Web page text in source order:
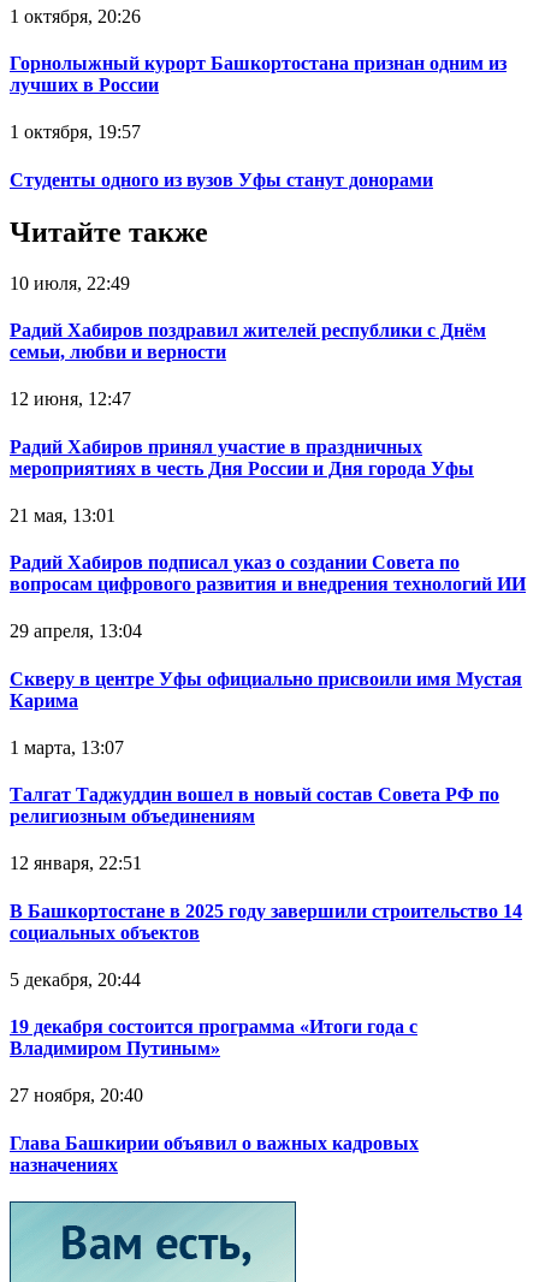
1 октября, 20:26
Горнолыжный курорт Башкортостана признан одним из
лучших в России
1 октября, 19:57
Студенты одного из вузов Уфы станут донорами
Читайте также
10 июля, 22:49
Радий Хабиров поздравил жителей республики с Днём
семьи, любви и верности
12 июня, 12:47
Радий Хабиров принял участие в праздничных
мероприятиях в честь Дня России и Дня города Уфы
21 мая, 13:01
Радий Хабиров подписал указ о создании Совета по
вопросам цифрового развития и внедрения технологий ИИ
29 апреля, 13:04
Скверу в центре Уфы официально присвоили имя Мустая
Карима
1 марта, 13:07
Талгат Таджуддин вошел в новый состав Совета РФ по
религиозным объединениям
12 января, 22:51
В Башкортостане в 2025 году завершили строительство 14
социальных объектов
5 декабря, 20:44
19 декабря состоится программа «Итоги года с
Владимиром Путиным»
27 ноября, 20:40
Глава Башкирии объявил о важных кадровых
назначениях